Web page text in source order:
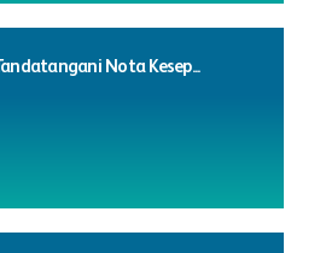
Nota Kesep...